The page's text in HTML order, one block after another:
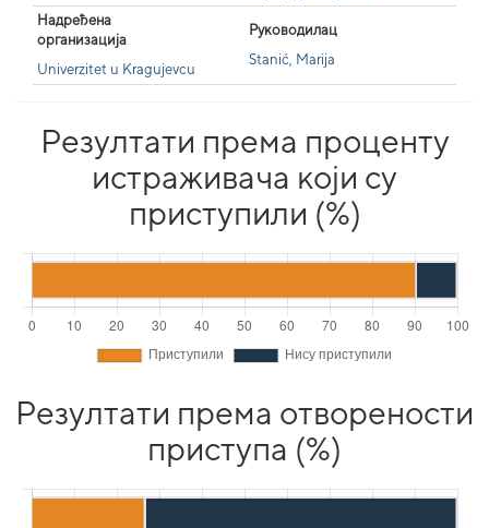
Надређена
организација
Univerzitet u Kragujevcu
Руководилац
Stanić, Marija
Резултати према проценту
истраживача који су
приступили (%)
Резултати према отворености
приступа (%)